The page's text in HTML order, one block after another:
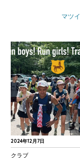
マツイ
2024年12月7日
クラブ